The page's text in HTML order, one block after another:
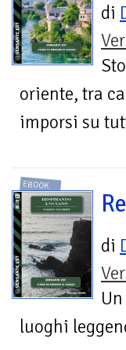
di
oriente, tra
imporsi su
EBOOK
di
luoghi